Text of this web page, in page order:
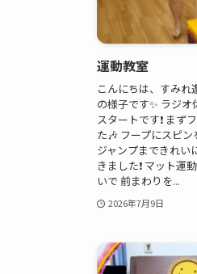
運動教室
こんにちは、すみれ
の様子です✨ ラジ
スタートです❗ まず
た🎶 フープにスピ
ジャンプまできれい
きました❗ マット運
いで 前まわりを...
2026年7月9日